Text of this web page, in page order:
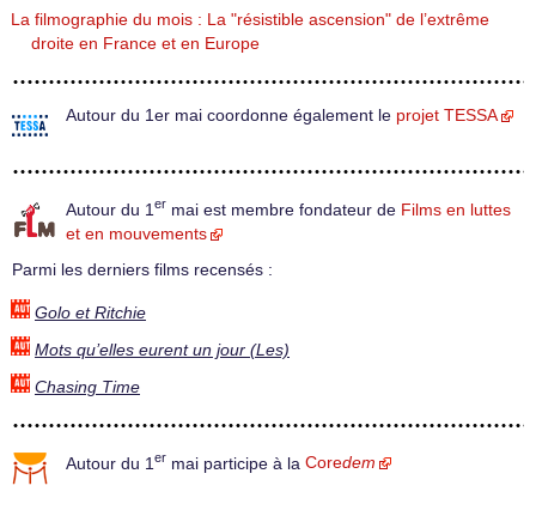
La filmographie du mois : La "résistible ascension" de l’extrême
droite en France et en Europe
Autour du 1er mai coordonne également le projet TESSA
Autour du 1 er mai est membre fondateur de Films en luttes
et en mouvements
Parmi les derniers films recensés :
Golo et Ritchie
Mots qu’elles eurent un jour (Les)
Chasing Time
Autour du 1 er mai participe à la Coredem